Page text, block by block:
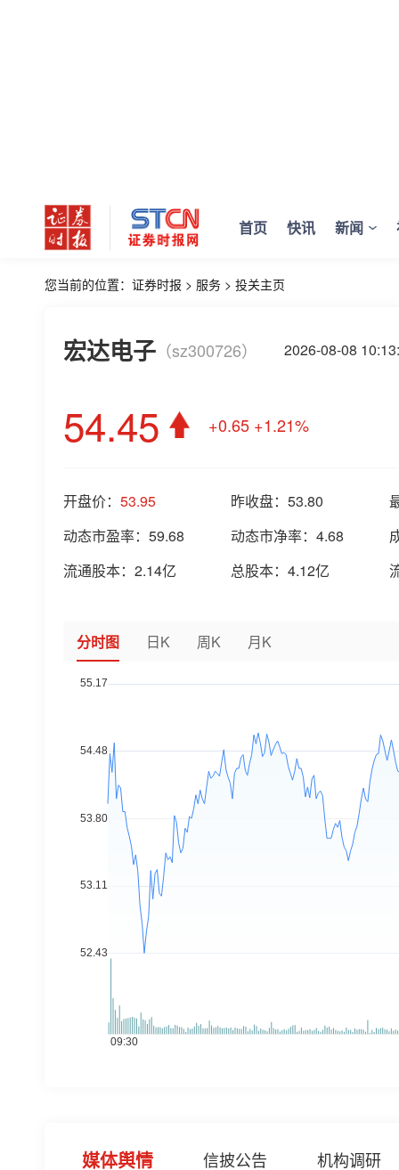
首页 快讯 新闻
您当前的位置： 证券时报 > 服务 > 投关主页
宏达电子 （sz300726） 2026-08-08
54.45 +0.65 +1.21%
开盘价： 53.95 昨收盘： 53.80
动态市盈率： 59.68 动态市净率： 4.68
流通股本： 2.14亿 总股本： 4.12亿
分时图 日K 周K 月K
媒体舆情 信披公告 机构调研